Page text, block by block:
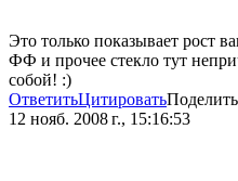
Это только показывает рост
ФФ и прочее стекло тут
собой! :)
ОтветитьЦитировать
12 нояб. 2008 г., 15:16:53